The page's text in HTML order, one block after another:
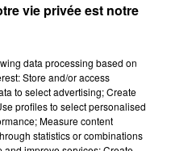
vie privée est notre
data processing based on
Store and/or access
to select advertising; Create
profiles to select personalised
Measure content
statistics or combinations